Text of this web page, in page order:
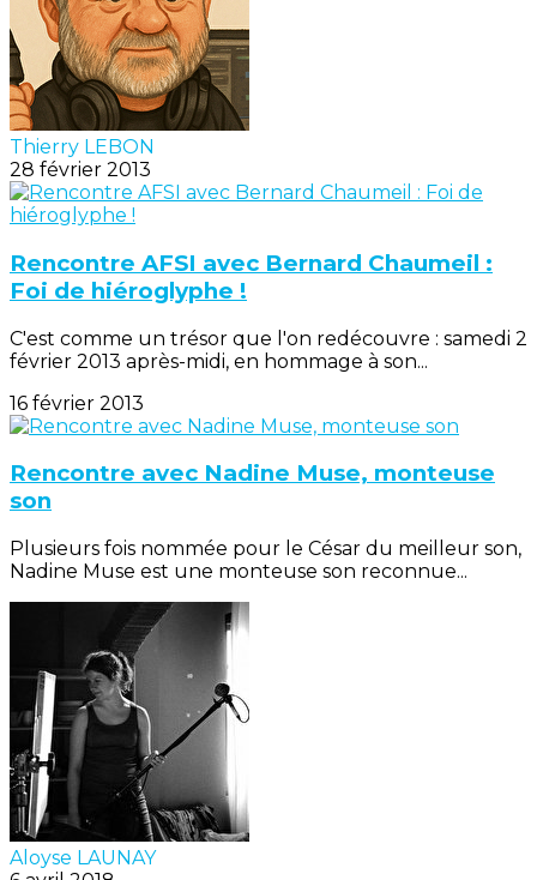
Thierry LEBON
28 février 2013
Rencontre AFSI avec Bernard Chaumeil :
Foi de hiéroglyphe !
C'est comme un trésor que l'on redécouvre : samedi 2
février 2013 après-midi, en hommage à son...
16 février 2013
Rencontre avec Nadine Muse, monteuse
son
Plusieurs fois nommée pour le César du meilleur son,
Nadine Muse est une monteuse son reconnue...
Aloyse LAUNAY